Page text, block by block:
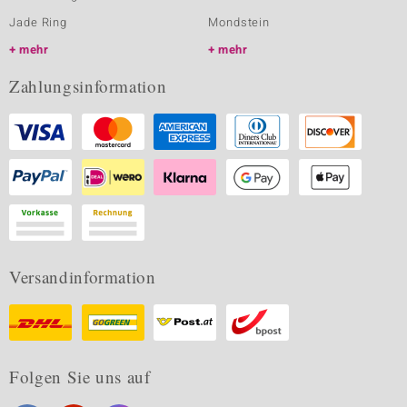
Jade Ring
mehr
Mondstein
mehr
Zahlungsinformation
Versandinformation
Folgen Sie uns auf